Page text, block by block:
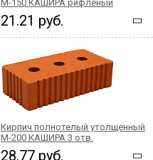
М-150 КАШИРА рифленый
21.21 руб.
Кирпич полнотелый утолщенный
М-200 КАШИРА 3 отв.
28.77 руб.